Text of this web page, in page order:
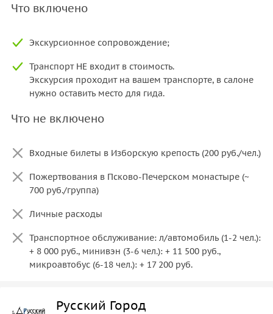
Что включено
Экскурсионное сопровождение;
Транспорт НЕ входит в стоимость.
Экскурсия проходит на вашем транспорте, в салоне
нужно оставить место для гида.
Что не включено
Входные билеты в Изборскую крепость (200 руб./чел.)
Пожертвования в Псково-Печерском монастыре (~
700 руб./группа)
Личные расходы
Транспортное обслуживание: л/автомобиль (1-2 чел.):
+ 8 000 руб., минивэн (3-6 чел.): + 11 500 руб.,
микроавтобус (6-18 чел.): + 17 200 руб.
Русский Город